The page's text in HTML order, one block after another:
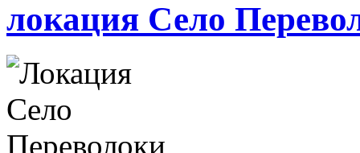
локация Село